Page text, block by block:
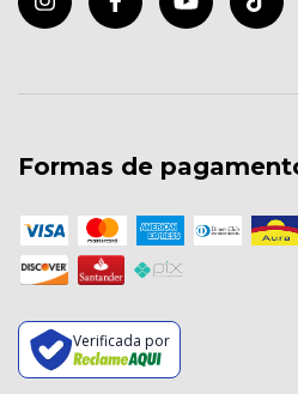
Formas de
Verificada por